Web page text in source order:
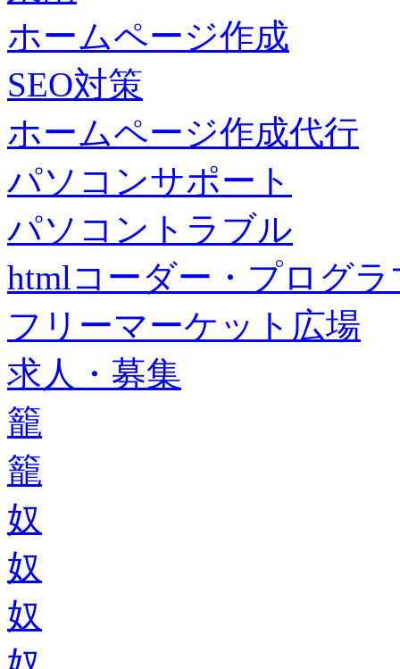
ホームページ作成
SEO対策
ホームページ作成代行
パソコンサポート
パソコントラブル
htmlコーダー・プログラ
フリーマーケット広場
求人・募集
籠
籠
奴
奴
奴